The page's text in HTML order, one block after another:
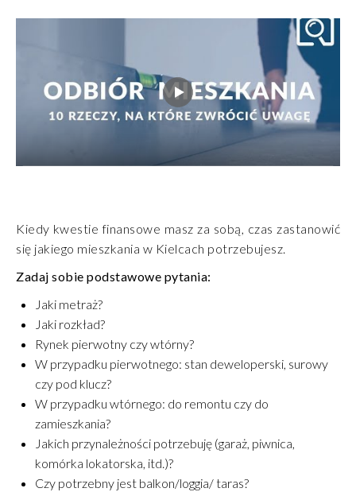
Kiedy kwestie finansowe masz za sobą, czas zastanowić
się jakiego mieszkania w Kielcach potrzebujesz.
Zadaj sobie podstawowe pytania:
Jaki metraż?
Jaki rozkład?
Rynek pierwotny czy wtórny?
W przypadku pierwotnego: stan deweloperski, surowy
czy pod klucz?
W przypadku wtórnego: do remontu czy do
zamieszkania?
Jakich przynależności potrzebuję (garaż, piwnica,
komórka lokatorska, itd.)?
Czy potrzebny jest balkon/loggia/ taras?